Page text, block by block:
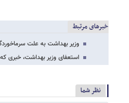
خبرهای مرتبط
وزیر بهداشت به علت
استعفای وزیر بهداشت، خبری
نظر شما